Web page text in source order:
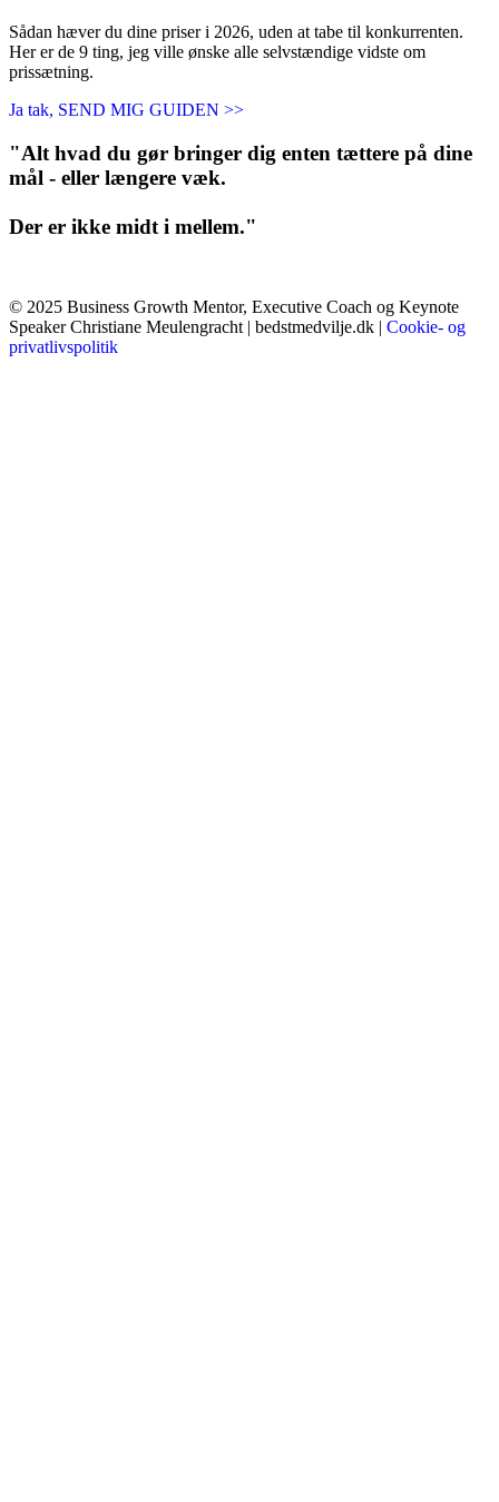
Sådan hæver du dine priser i 2026, uden at tabe til konkurrenten.
Her er de 9 ting, jeg ville ønske alle selvstændige vidste om
prissætning.
Ja tak, SEND MIG GUIDEN >>
"Alt hvad du gør bringer dig enten tættere på dine
mål - eller længere væk.
Der er ikke midt i mellem."
© 2025 Business Growth Mentor, Executive Coach og Keynote
Speaker Christiane Meulengracht | bedstmedvilje.dk | Cookie- og
privatlivspolitik